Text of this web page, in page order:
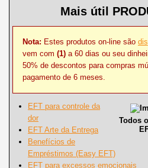
Mais útil
Nota: Estes produtos on-line são
vem com (1)a 60 dias ou seu
50% de descontos para compras
pagamento de 6 meses.
Todos
EFT para controle da
dor
EFT Arte da Entrega
Benefícios de
Empréstimos (Easy EFT)
EFT para excessos emocionais